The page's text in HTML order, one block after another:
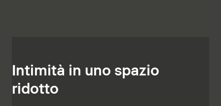
Intimità in uno spazio
ridotto